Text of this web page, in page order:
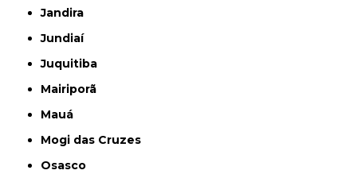
Jandira
Jundiaí
Juquitiba
Mairiporã
Mauá
Mogi das Cruzes
Osasco